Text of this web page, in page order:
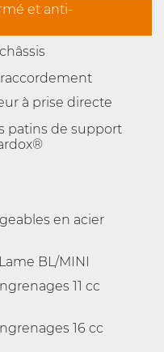
et anti-
à prise directe
patins de support
en acier
BL/MINI
11 cc
16 cc